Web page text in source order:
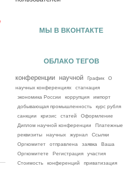
МЫ В ВКОНТАКТЕ
ОБЛАКО ТЕГОВ
конференции научной График
О
научных конференциях
стагнация
экономика России
коррупция
импорт
добывающая промышленность
курс рубля
санкции
кризис статей
Оформление
Диплом научной конференции
Платежные
реквизиты
научных журнал
Ссылки
Оргкомитет
отправлена заявка
Ваша
Оргкомитете
Регистрация
участия
Стоимость
конференций приватизация